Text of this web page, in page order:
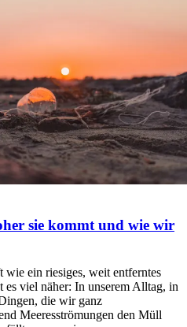
sie kommt und wie wir
ein riesiges, weit entferntes
viel näher: In unserem Alltag, in
die wir ganz
Meeresströmungen den Müll